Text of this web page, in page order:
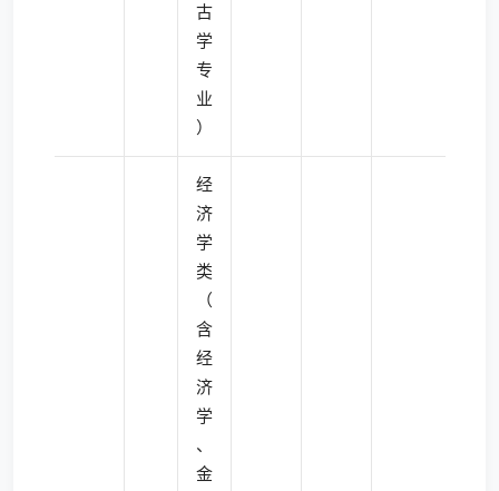
古
学
专
业
）
经
济
学
类
（
含
经
济
学
、
金